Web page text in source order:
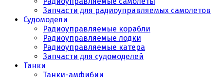
Запчасти для радиоуправляемых самолетов
Судомодели
Радиоуправляемые корабли
Радиоуправляемые лодки
Радиоуправляемые катера
Запчасти для судомоделей
Танки
Танки-амфибии